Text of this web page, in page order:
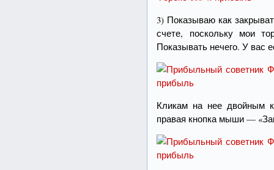
3) Показываю как
счете, поскольку мои
Показывать нечего. У вас
Кликам на нее двойным
правая кнопка мыши —